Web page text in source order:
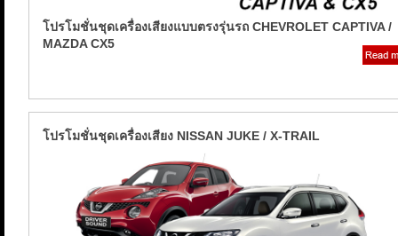
โปรโมชั่นชุดเครื่องเสียงแบบตรงรุ่นรถ CHEVROLET CAPTIVA /
MAZDA CX5
โปรโมชั่นชุดเครื่องเสียง NISSAN JUKE / X-TRAIL